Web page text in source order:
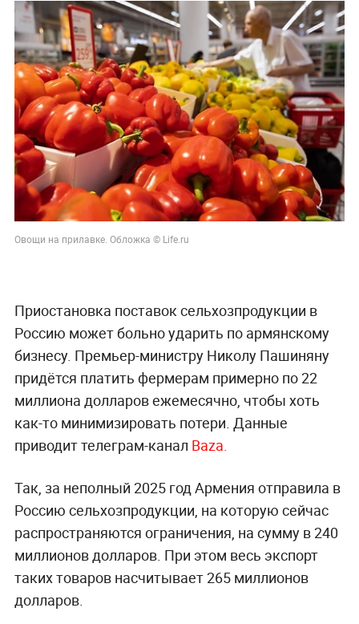
Овощи на прилавке. Обложка © Life.ru
Приостановка поставок сельхозпродукции в
Россию может больно ударить по армянскому
бизнесу. Премьер-министру Николу Пашиняну
придётся платить фермерам примерно по 22
миллиона долларов ежемесячно, чтобы хоть
как-то минимизировать потери. Данные
приводит телеграм-канал Baza.
Так, за неполный 2025 год Армения отправила в
Россию сельхозпродукции, на которую сейчас
распространяются ограничения, на сумму в 240
миллионов долларов. При этом весь экспорт
таких товаров насчитывает 265 миллионов
долларов.